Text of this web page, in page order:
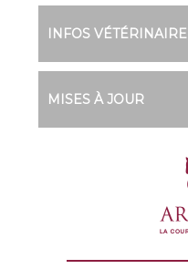
INFOS VÉTÉRINAIRE
MISES À JOUR